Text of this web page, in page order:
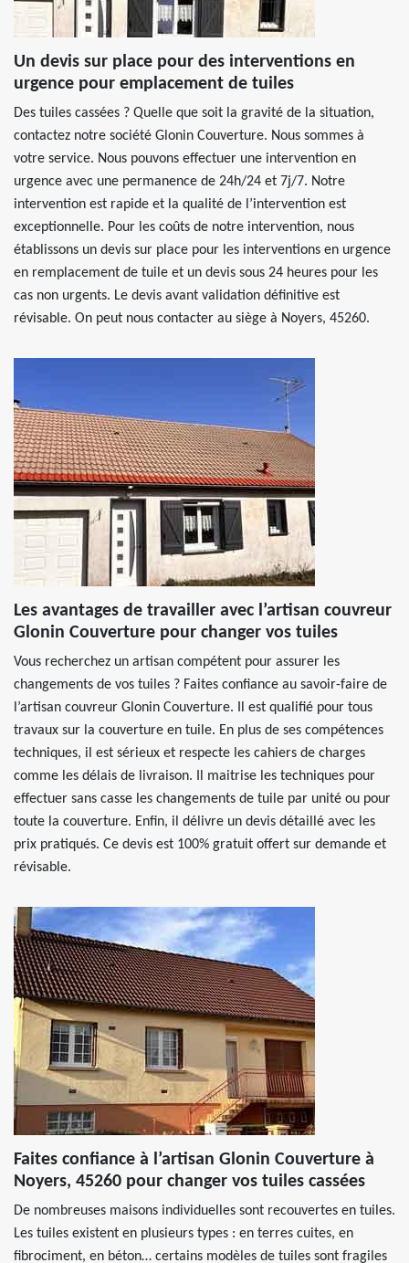
Un devis sur place pour des interventions en
urgence pour emplacement de tuiles
Des tuiles cassées ? Quelle que soit la gravité de la situation,
contactez notre société Glonin Couverture. Nous sommes à
votre service. Nous pouvons effectuer une intervention en
urgence avec une permanence de 24h/24 et 7j/7. Notre
intervention est rapide et la qualité de l’intervention est
exceptionnelle. Pour les coûts de notre intervention, nous
établissons un devis sur place pour les interventions en urgence
en remplacement de tuile et un devis sous 24 heures pour les
cas non urgents. Le devis avant validation définitive est
révisable. On peut nous contacter au siège à Noyers, 45260.
Les avantages de travailler avec l’artisan couvreur
Glonin Couverture pour changer vos tuiles
Vous recherchez un artisan compétent pour assurer les
changements de vos tuiles ? Faites confiance au savoir-faire de
l’artisan couvreur Glonin Couverture. Il est qualifié pour tous
travaux sur la couverture en tuile. En plus de ses compétences
techniques, il est sérieux et respecte les cahiers de charges
comme les délais de livraison. Il maitrise les techniques pour
effectuer sans casse les changements de tuile par unité ou pour
toute la couverture. Enfin, il délivre un devis détaillé avec les
prix pratiqués. Ce devis est 100% gratuit offert sur demande et
révisable.
Faites confiance à l’artisan Glonin Couverture à
Noyers, 45260 pour changer vos tuiles cassées
De nombreuses maisons individuelles sont recouvertes en tuiles.
Les tuiles existent en plusieurs types : en terres cuites, en
fibrociment, en béton… certains modèles de tuiles sont fragiles